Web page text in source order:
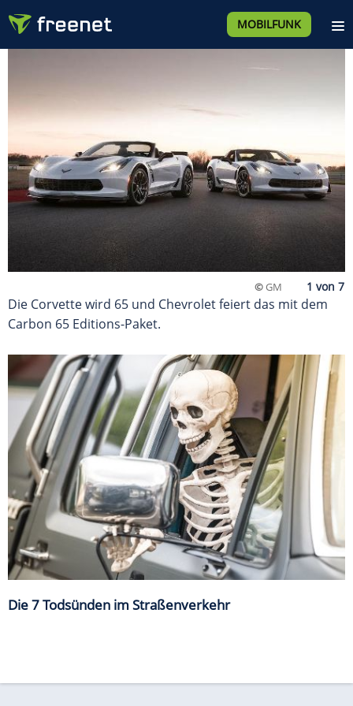
MOBILFUNK
©GM
Die Corvette wird 65 und Chevrolet feiert das mit dem
Carbon 65 Editions-Paket.
Die 7 Todsünden im Straßenverkehr